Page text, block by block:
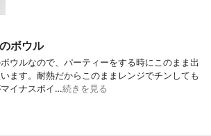
ボウル
ウルなので、パーティーをする時にこのまま出
ます。耐熱だからこのままレンジでチンしても
イナスポイ…続きを見る